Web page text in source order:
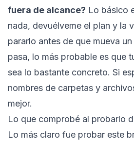
fuera de alcance? Lo básico
nada, devuélveme el plan y la
pararlo antes de que mueva
pasa, lo más probable es que
sea lo bastante concreto. Si
nombres de carpetas y
mejor.
Lo que comprobé al probarlo
Lo más claro fue probar este